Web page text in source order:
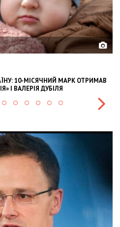
HOW UKRAINIAN BUSINESSES CAN
INVESTMENTS AND HEDGE RISKS